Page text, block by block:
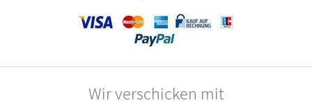
Wir verschicken mit